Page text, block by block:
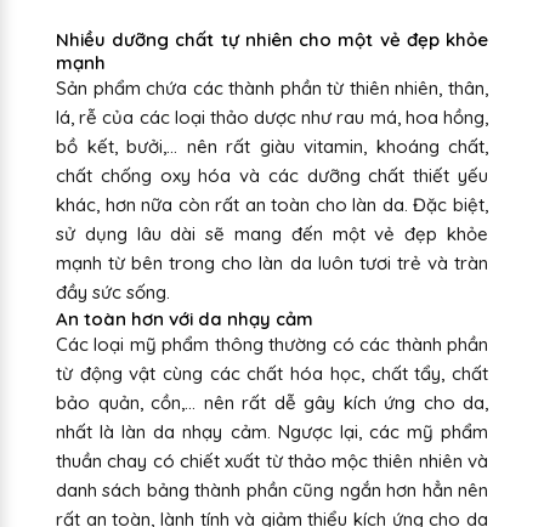
Nhiều dưỡng chất tự nhiên cho một vẻ đẹp khỏe
mạnh
Sản phẩm chứa các thành phần từ thiên nhiên, thân,
lá, rễ của các loại thảo dược như rau má, hoa hồng,
bồ kết, bưởi,... nên rất giàu vitamin, khoáng chất,
chất chống oxy hóa và các dưỡng chất thiết yếu
khác, hơn nữa còn rất an toàn cho làn da. Đặc biệt,
sử dụng lâu dài sẽ mang đến một vẻ đẹp khỏe
mạnh từ bên trong cho làn da luôn tươi trẻ và tràn
đầy sức sống.
An toàn hơn với da nhạy cảm
Các loại mỹ phẩm thông thường có các thành phần
từ động vật cùng các chất hóa học, chất tẩy, chất
bảo quản, cồn,... nên rất dễ gây kích ứng cho da,
nhất là làn da nhạy cảm. Ngược lại, các mỹ phẩm
thuần chay có chiết xuất từ thảo mộc thiên nhiên và
danh sách bảng thành phần cũng ngắn hơn hẳn nên
rất an toàn, lành tính và giảm thiểu kích ứng cho da